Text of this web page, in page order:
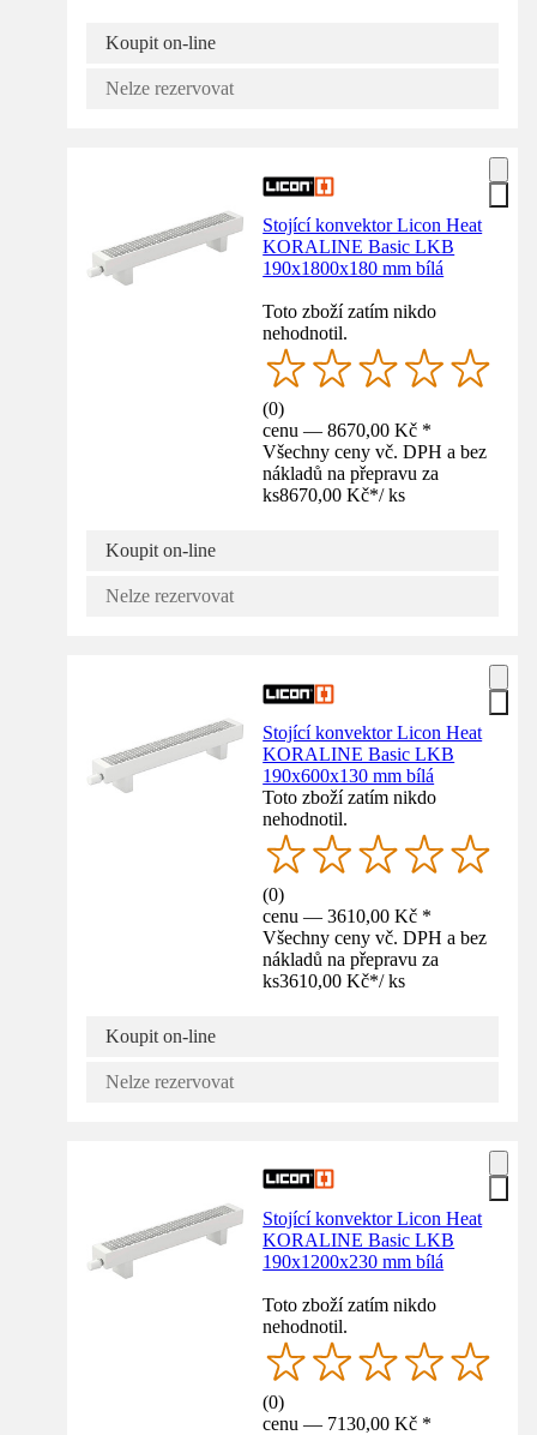
Koupit on-line
Nelze rezervovat
Stojící konvektor Licon Heat
KORALINE Basic LKB
190x1800x180 mm bílá
Toto zboží zatím nikdo
nehodnotil.
(0)
cenu — 8670,00 Kč *
Všechny ceny vč. DPH a bez
nákladů na přepravu za
ks8670,00 Kč*/ ks
Koupit on-line
Nelze rezervovat
Stojící konvektor Licon Heat
KORALINE Basic LKB
190x600x130 mm bílá
Toto zboží zatím nikdo
nehodnotil.
(0)
cenu — 3610,00 Kč *
Všechny ceny vč. DPH a bez
nákladů na přepravu za
ks3610,00 Kč*/ ks
Koupit on-line
Nelze rezervovat
Stojící konvektor Licon Heat
KORALINE Basic LKB
190x1200x230 mm bílá
Toto zboží zatím nikdo
nehodnotil.
(0)
cenu — 7130,00 Kč *